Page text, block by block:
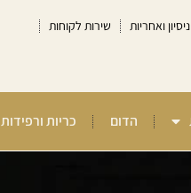
ואחריות שירות לקוחות
הדום כריות ורפידות